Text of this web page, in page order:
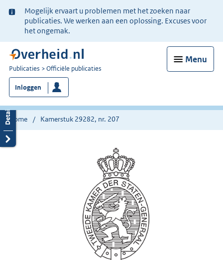
Ter
informatie:
Mogelijk ervaart u problemen met het zoeken naar
publicaties. We werken aan een oplossing. Excuses voor
het ongemak.
Menu
U
bent
nu
hier:
Publicaties Officiële publicaties
Inloggen
Home Kamerstuk 29282, nr. 207